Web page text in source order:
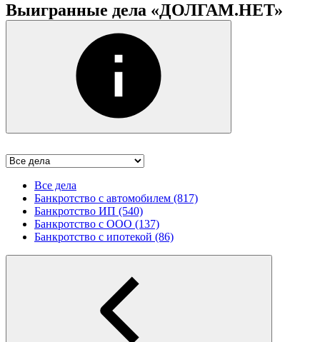
Выигранные дела «ДОЛГАМ.НЕТ»
Все дела
Банкротство с автомобилем (817)
Банкротство ИП (540)
Банкротство с ООО (137)
Банкротство с ипотекой (86)